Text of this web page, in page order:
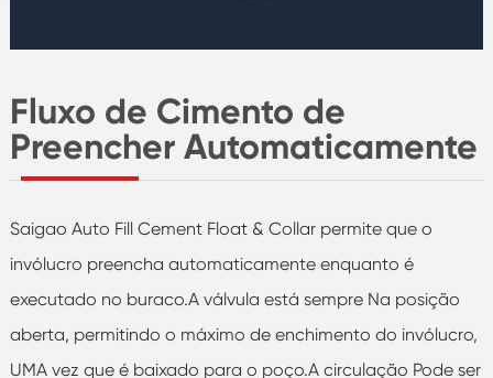
Fluxo de Cimento de
Preencher Automaticamente
Saigao Auto Fill Cement Float & Collar permite que o
invólucro preencha automaticamente enquanto é
executado no buraco.A válvula está sempre Na posição
aberta, permitindo o máximo de enchimento do invólucro,
UMA vez que é baixado para o poço.A circulação Pode ser